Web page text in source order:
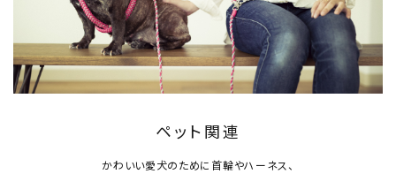
ペット関連
かわいい愛犬のために首輪やハーネス、